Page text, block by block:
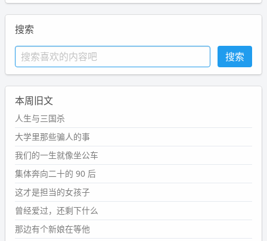
搜索
本周旧文
人生与三国杀
大学里那些骗人的事
我们的一生就像坐公车
集体奔向二十的 90 后
这才是担当的女孩子
曾经爱过，还剩下什么
那边有个新娘在等他